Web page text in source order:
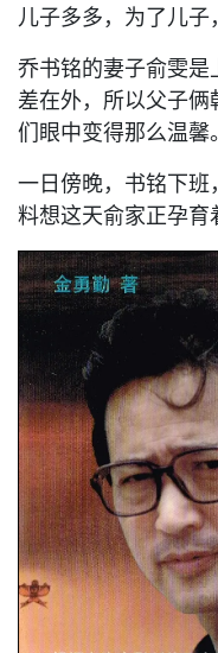
儿子多多，为了儿子
乔书铭的妻子俞雯
差在外，所以父子
们眼中变得那么温馨。
一日傍晚，书铭下
料想这天俞家正孕